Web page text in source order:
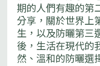
期的人們有趣的第
分享，關於世界上
生，以及防曬第三
後，生活在現代的
然、溫和的防曬選